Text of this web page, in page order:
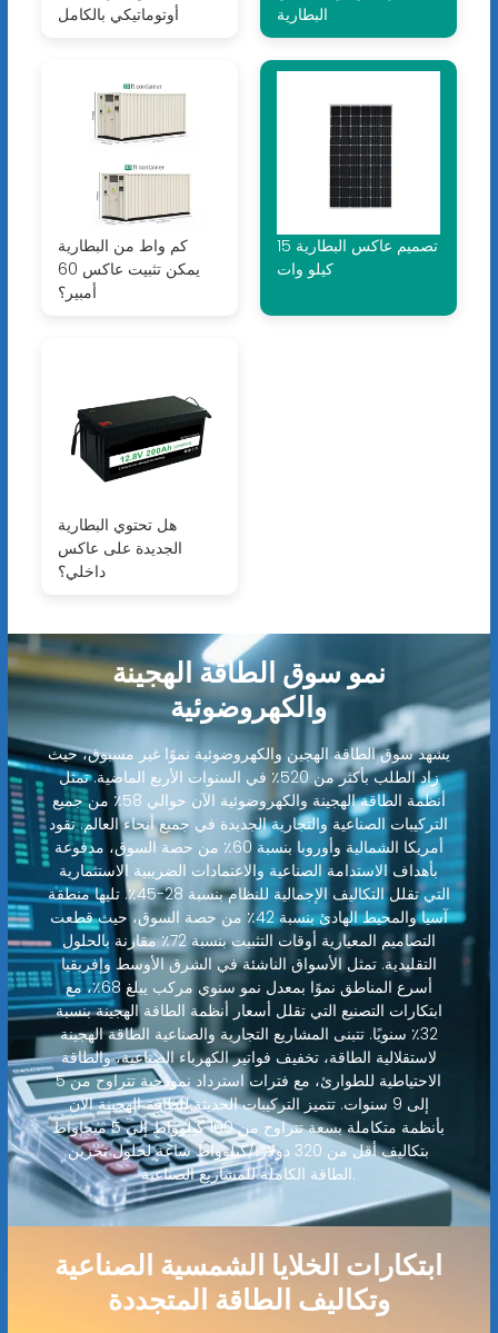
أوتوماتيكي بالكامل
البطارية
كم واط من البطارية
يمكن تثبيت عاكس 60
أمبير؟
تصميم عاكس البطارية 15
كيلو وات
هل تحتوي البطارية
الجديدة على عاكس
داخلي؟
نمو سوق الطاقة الهجينة
والكهروضوئية
يشهد سوق الطاقة الهجين والكهروضوئية نموًا غير مسبوق، حيث
زاد الطلب بأكثر من 520٪ في السنوات الأربع الماضية. تمثل
أنظمة الطاقة الهجينة والكهروضوئية الآن حوالي 58٪ من جميع
التركيبات الصناعية والتجارية الجديدة في جميع أنحاء العالم. تقود
أمريكا الشمالية وأوروبا بنسبة 60٪ من حصة السوق، مدفوعة
بأهداف الاستدامة الصناعية والاعتمادات الضريبية الاستثمارية
التي تقلل التكاليف الإجمالية للنظام بنسبة 28-45٪. تليها منطقة
آسيا والمحيط الهادئ بنسبة 42٪ من حصة السوق، حيث قطعت
التصاميم المعيارية أوقات التثبيت بنسبة 72٪ مقارنة بالحلول
التقليدية. تمثل الأسواق الناشئة في الشرق الأوسط وإفريقيا
أسرع المناطق نموًا بمعدل نمو سنوي مركب يبلغ 68٪، مع
ابتكارات التصنيع التي تقلل أسعار أنظمة الطاقة الهجينة بنسبة
32٪ سنويًا. تتبنى المشاريع التجارية والصناعية الطاقة الهجينة
لاستقلالية الطاقة، تخفيف فواتير الكهرباء الصناعية، والطاقة
الاحتياطية للطوارئ، مع فترات استرداد نموذجية تتراوح من 5
إلى 9 سنوات. تتميز التركيبات الحديثة للطاقة الهجينة الآن
بأنظمة متكاملة بسعة تتراوح من 100 كيلوواط إلى 5 ميجاواط
بتكاليف أقل من 320 دولارًا/كيلوواط ساعة لحلول تخزين
الطاقة الكاملة للمشاريع الصناعية.
ابتكارات الخلايا الشمسية الصناعية
وتكاليف الطاقة المتجددة